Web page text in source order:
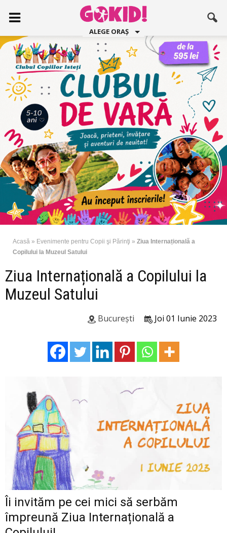
ALEGE ORAȘ
Acasă » Evenimente pentru Copii şi Părinţi » Ziua Internațională a
Copilului la Muzeul Satului
Ziua Internațională a Copilului la
Muzeul Satului
Joi 01 Iunie 2023
București
Îi invităm pe cei mici să serbăm
împreună Ziua Internațională a